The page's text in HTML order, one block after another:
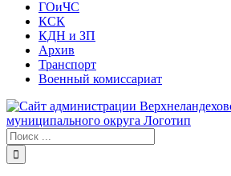
ГОиЧС
КСК
КДН и ЗП
Архив
Транспорт
Военный комиссариат
Результат
поиска: